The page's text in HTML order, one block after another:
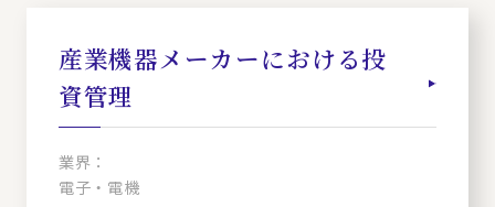
産業機器メーカーにおける投
資管理
業界：
電子・電機